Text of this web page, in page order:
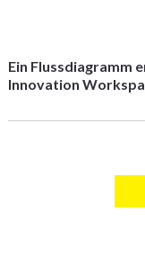
Ein Flussdiagramm
Innovation